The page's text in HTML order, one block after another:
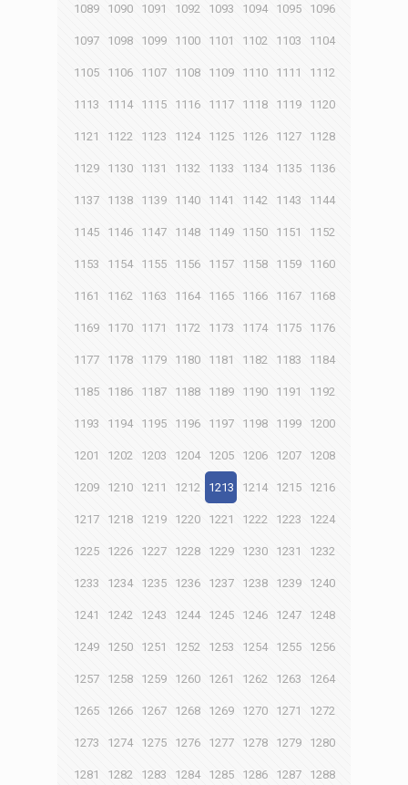
1089 1090 1091 1092 1093 1094 1095 1096
1097 1098 1099 1100 1101 1102 1103 1104
1105 1106 1107 1108 1109 1110 1111 1112
1113 1114 1115 1116 1117 1118 1119 1120
1121 1122 1123 1124 1125 1126 1127 1128
1129 1130 1131 1132 1133 1134 1135 1136
1137 1138 1139 1140 1141 1142 1143 1144
1145 1146 1147 1148 1149 1150 1151 1152
1153 1154 1155 1156 1157 1158 1159 1160
1161 1162 1163 1164 1165 1166 1167 1168
1169 1170 1171 1172 1173 1174 1175 1176
1177 1178 1179 1180 1181 1182 1183 1184
1185 1186 1187 1188 1189 1190 1191 1192
1193 1194 1195 1196 1197 1198 1199 1200
1201 1202 1203 1204 1205 1206 1207 1208
1209 1210 1211 1212 1213 1214 1215 1216
1217 1218 1219 1220 1221 1222 1223 1224
1225 1226 1227 1228 1229 1230 1231 1232
1233 1234 1235 1236 1237 1238 1239 1240
1241 1242 1243 1244 1245 1246 1247 1248
1249 1250 1251 1252 1253 1254 1255 1256
1257 1258 1259 1260 1261 1262 1263 1264
1265 1266 1267 1268 1269 1270 1271 1272
1273 1274 1275 1276 1277 1278 1279 1280
1281 1282 1283 1284 1285 1286 1287 1288